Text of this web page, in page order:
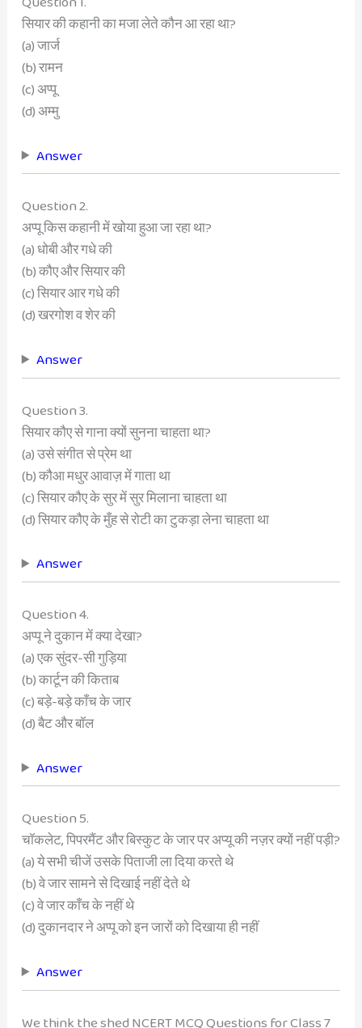
सियार की कहानी का मजा लेते कौन आ रहा था?
(a) जार्ज
(b) रामन
(c) अप्पू
(d) अम्मु
Answer
Question 2.
अप्पू किस कहानी में खोया हुआ जा रहा था?
(a) धोबी और गधे की
(b) कौए और सियार की
(c) सियार आर गधे की
(d) खरगोश व शेर की
Answer
Question 3.
सियार कौए से गाना क्यों सुनना चाहता था?
(a) उसे संगीत से प्रेम था
(b) कौआ मधुर आवाज़ में गाता था
(c) सियार कौए के सुर में सुर मिलाना चाहता था
(d) सियार कौए के मुँह से रोटी का टुकड़ा लेना चाहता था
Answer
Question 4.
अप्पू ने दुकान में क्या देखा?
(a) एक सुंदर-सी गुड़िया
(b) कार्टून की किताब
(c) बड़े-बड़े काँच के जार
(d) बैट और बॉल
Answer
Question 5.
चॉकलेट, पिपरमैंट और बिस्कुट के जार पर अप्यू की नज़र क्यों नहीं पड़ी?
(a) ये सभी चीजें उसके पिताजी ला दिया करते थे
(b) वे जार सामने से दिखाई नहीं देते थे
(c) वे जार काँच के नहीं थे
(d) दुकानदार ने अप्पू को इन जारों को दिखाया ही नहीं
Answer
We think the shed NCERT MCQ Questions for Class 7